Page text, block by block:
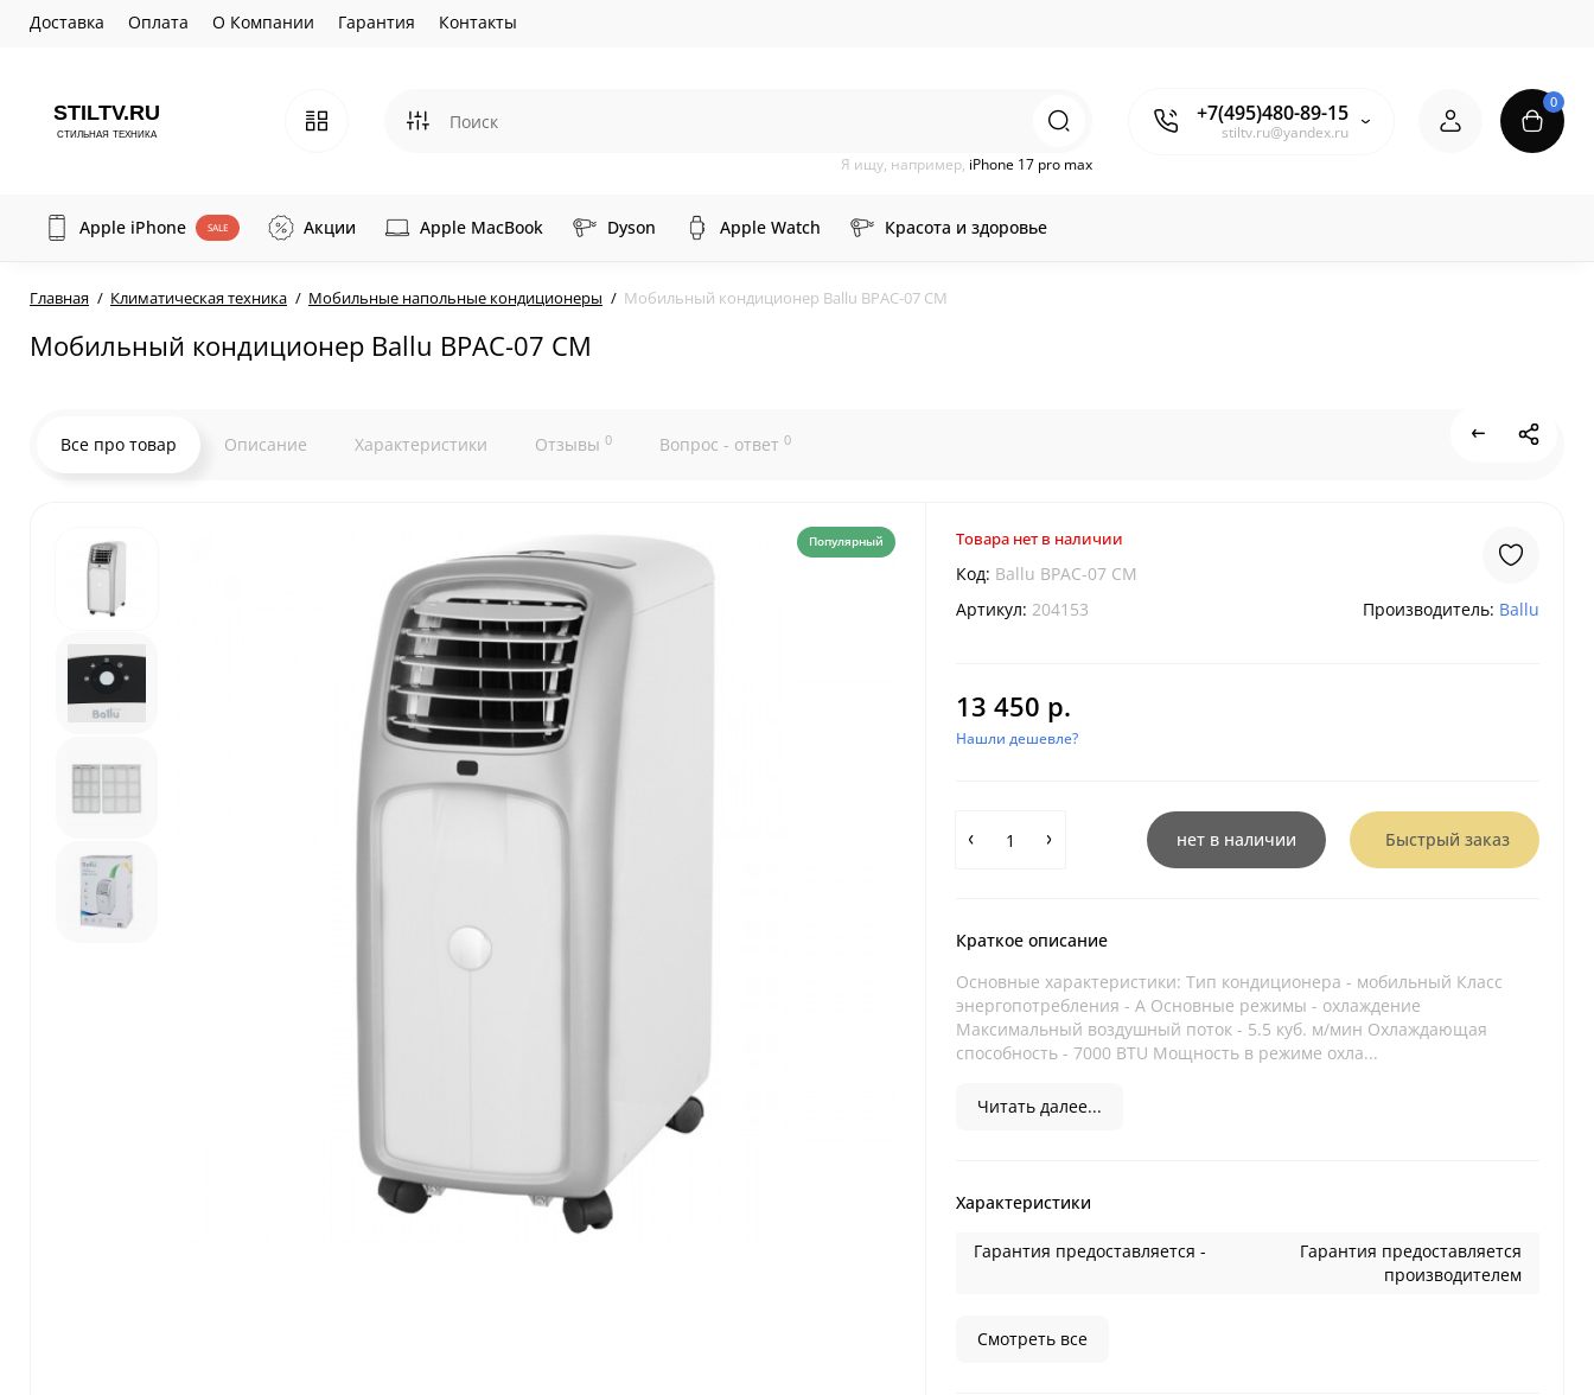
Доставка Оплата О Компании Гарантия Контакты
+7(495)480-89-15
stiltv.ru@yandex.ru
Я ищу, например, iPhone 17 pro max
0
Apple iPhone SALE Акции Apple MacBook Dyson Apple Watch Красота и здоровье
Главная Климатическая техника Мобильные напольные кондиционеры Мобильный кондиционер Ballu BPAC-07 CM
Мобильный кондиционер Ballu BPAC-07 CM
Все про товар Описание Характеристики Отзывы 0 Вопрос - ответ 0
Популярный Товара нет в наличии
Код: Ballu BPAC-07 CM
Артикул: 204153 Производитель: Ballu
13 450 р.
Нашли дешевле?
нет в наличии Быстрый заказ
Краткое описание
Основные характеристики: Тип кондиционера - мобильный Класс
энергопотребления - A Основные режимы - охлаждение
Максимальный воздушный поток - 5.5 куб. м/мин Охлаждающая
способность - 7000 BTU Мощность в режиме охла...
Читать далее...
Характеристики
Гарантия предоставляется -
Гарантия предоставляется
производителем
Смотреть все